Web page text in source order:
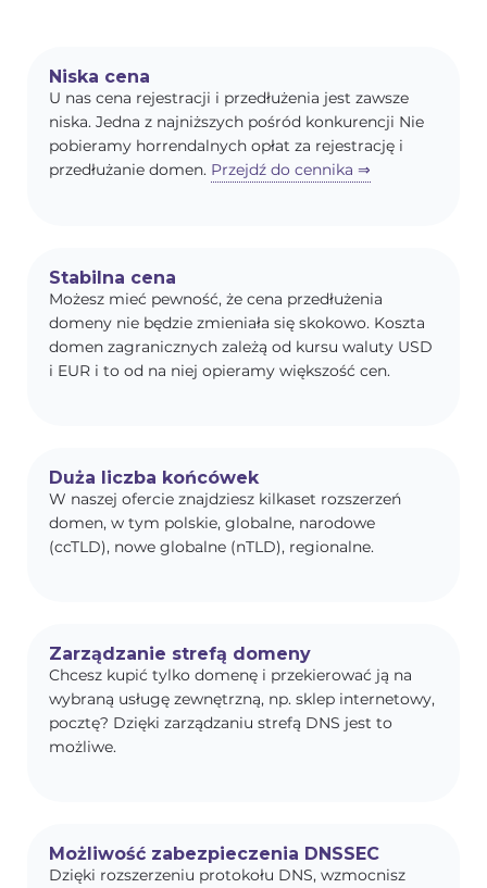
Niska cena
U nas cena rejestracji i przedłużenia jest zawsze
niska. Jedna z najniższych pośród konkurencji Nie
pobieramy horrendalnych opłat za rejestrację i
przedłużanie domen. Przejdź do cennika ⇒
Stabilna cena
Możesz mieć pewność, że cena przedłużenia
domeny nie będzie zmieniała się skokowo. Koszta
domen zagranicznych zależą od kursu waluty USD
i EUR i to od na niej opieramy większość cen.
Duża liczba końcówek
W naszej ofercie znajdziesz kilkaset rozszerzeń
domen, w tym polskie, globalne, narodowe
(ccTLD), nowe globalne (nTLD), regionalne.
Zarządzanie strefą domeny
Chcesz kupić tylko domenę i przekierować ją na
wybraną usługę zewnętrzną, np. sklep internetowy,
pocztę? Dzięki zarządzaniu strefą DNS jest to
możliwe.
Możliwość zabezpieczenia DNSSEC
Dzięki rozszerzeniu protokołu DNS, wzmocnisz